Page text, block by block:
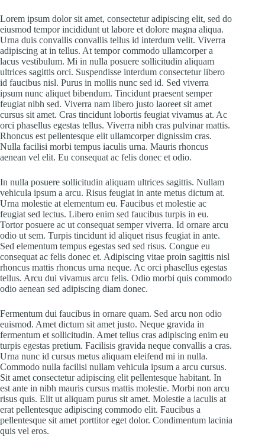
Lorem ipsum dolor sit amet, consectetur adipiscing elit, sed do
eiusmod tempor incididunt ut labore et dolore magna aliqua.
Urna duis convallis convallis tellus id interdum velit. Viverra
adipiscing at in tellus. At tempor commodo ullamcorper a
lacus vestibulum. Mi in nulla posuere sollicitudin aliquam
ultrices sagittis orci. Suspendisse interdum consectetur libero
id faucibus nisl. Purus in mollis nunc sed id. Sed viverra
ipsum nunc aliquet bibendum. Tincidunt praesent semper
feugiat nibh sed. Viverra nam libero justo laoreet sit amet
cursus sit amet. Cras tincidunt lobortis feugiat vivamus at. Ac
orci phasellus egestas tellus. Viverra nibh cras pulvinar mattis.
Rhoncus est pellentesque elit ullamcorper dignissim cras.
Nulla facilisi morbi tempus iaculis urna. Mauris rhoncus
aenean vel elit. Eu consequat ac felis donec et odio.
In nulla posuere sollicitudin aliquam ultrices sagittis. Nullam
vehicula ipsum a arcu. Risus feugiat in ante metus dictum at.
Urna molestie at elementum eu. Faucibus et molestie ac
feugiat sed lectus. Libero enim sed faucibus turpis in eu.
Tortor posuere ac ut consequat semper viverra. Id ornare arcu
odio ut sem. Turpis tincidunt id aliquet risus feugiat in ante.
Sed elementum tempus egestas sed sed risus. Congue eu
consequat ac felis donec et. Adipiscing vitae proin sagittis nisl
rhoncus mattis rhoncus urna neque. Ac orci phasellus egestas
tellus. Arcu dui vivamus arcu felis. Odio morbi quis commodo
odio aenean sed adipiscing diam donec.
Fermentum dui faucibus in ornare quam. Sed arcu non odio
euismod. Amet dictum sit amet justo. Neque gravida in
fermentum et sollicitudin. Amet tellus cras adipiscing enim eu
turpis egestas pretium. Facilisis gravida neque convallis a cras.
Urna nunc id cursus metus aliquam eleifend mi in nulla.
Commodo nulla facilisi nullam vehicula ipsum a arcu cursus.
Sit amet consectetur adipiscing elit pellentesque habitant. In
est ante in nibh mauris cursus mattis molestie. Morbi non arcu
risus quis. Elit ut aliquam purus sit amet. Molestie a iaculis at
erat pellentesque adipiscing commodo elit. Faucibus a
pellentesque sit amet porttitor eget dolor. Condimentum lacinia
quis vel eros.